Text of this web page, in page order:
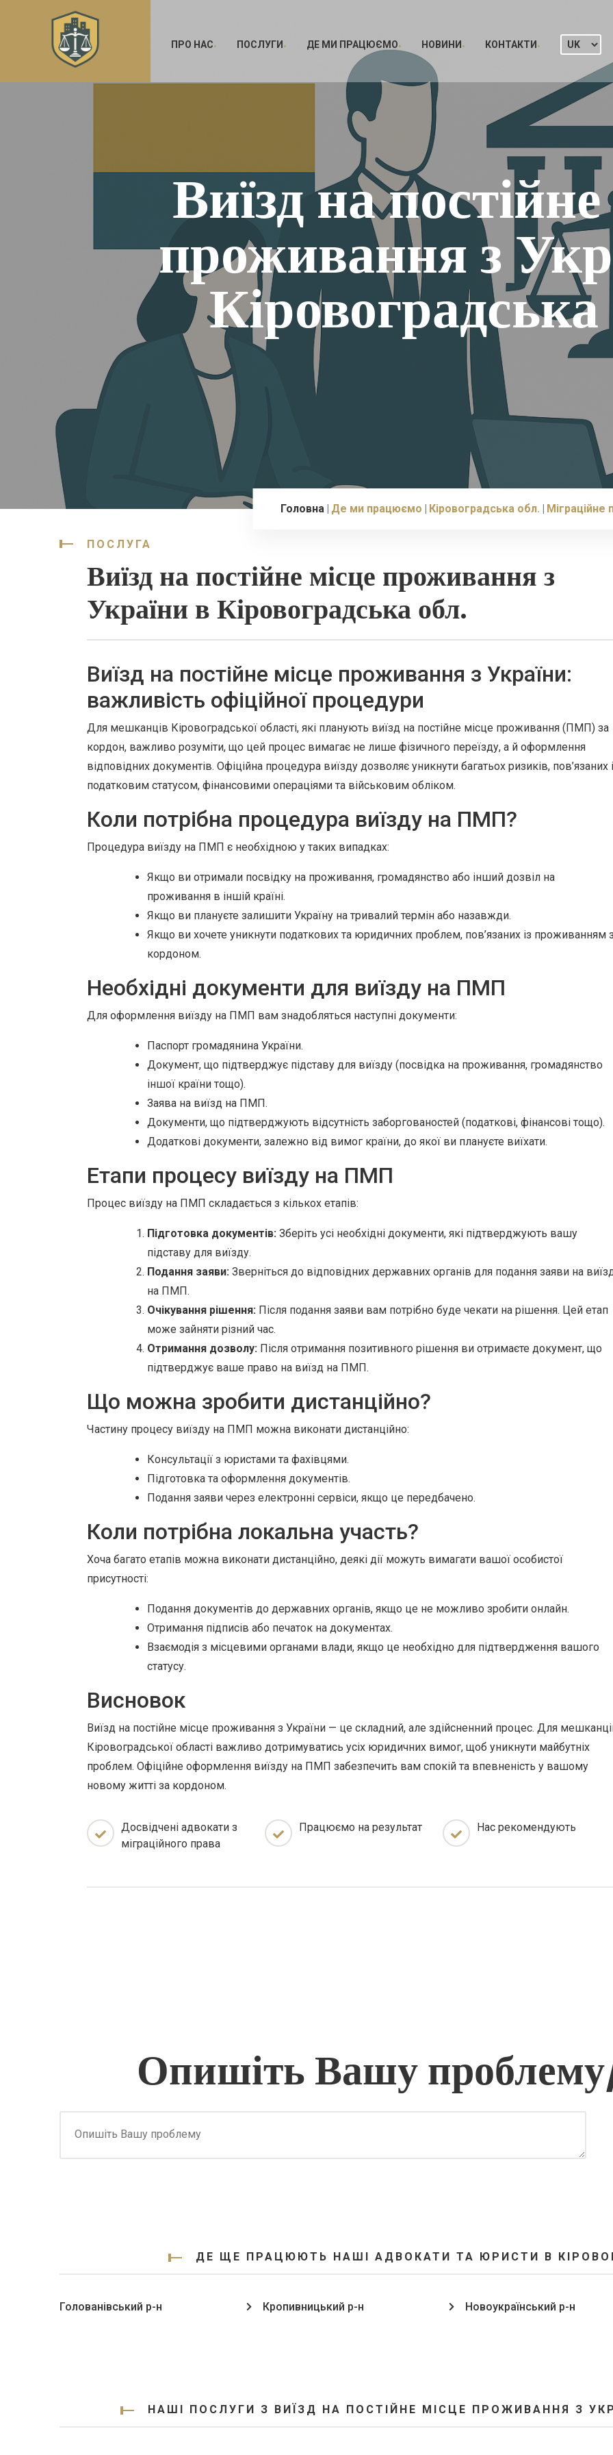
ПРО НАС ПОСЛУГИ ДЕ МИ ПРАЦЮЄМО НОВИНИ КОНТАКТИ
Виїзд на
проживання з
Головна Де ми працюємо Кіровоградська обл. Міграційне
ПОСЛУГА
Виїзд на постійне місце проживання з
України в Кіровоградська обл.
Виїзд на постійне місце проживання з України:
важливість офіційної процедури
Для мешканців Кіровоградської області, які планують виїзд на постійне місце проживання (ПМП) за
кордон, важливо розуміти, що цей процес вимагає не лише фізичного переїзду, а й оформлення
відповідних документів. Офіційна процедура виїзду дозволяє уникнути багатьох ризиків, пов’язаних
податковим статусом, фінансовими операціями та військовим обліком.
Коли потрібна процедура виїзду на ПМП?
Процедура виїзду на ПМП є необхідною у таких випадках:
Якщо ви отримали посвідку на проживання, громадянство або інший дозвіл на
проживання в іншій країні.
Якщо ви плануєте залишити Україну на тривалий термін або назавжди.
Якщо ви хочете уникнути податкових та юридичних проблем, пов’язаних із проживанням
кордоном.
Необхідні документи для виїзду на ПМП
Для оформлення виїзду на ПМП вам знадобляться наступні документи:
Паспорт громадянина України.
Документ, що підтверджує підставу для виїзду (посвідка на проживання, громадянство
іншої країни тощо).
Заява на виїзд на ПМП.
Документи, що підтверджують відсутність заборгованостей (податкові, фінансові тощо).
Додаткові документи, залежно від вимог країни, до якої ви плануєте виїхати.
Етапи процесу виїзду на ПМП
Процес виїзду на ПМП складається з кількох етапів:
Підготовка документів: Зберіть усі необхідні документи, які підтверджують вашу
підставу для виїзду.
Подання заяви: Зверніться до відповідних державних органів для подання заяви на
на ПМП.
Очікування рішення: Після подання заяви вам потрібно буде чекати на рішення. Цей етап
може зайняти різний час.
Отримання дозволу: Після отримання позитивного рішення ви отримаєте документ, що
підтверджує ваше право на виїзд на ПМП.
Що можна зробити дистанційно?
Частину процесу виїзду на ПМП можна виконати дистанційно:
Консультації з юристами та фахівцями.
Підготовка та оформлення документів.
Подання заяви через електронні сервіси, якщо це передбачено.
Коли потрібна локальна участь?
Хоча багато етапів можна виконати дистанційно, деякі дії можуть вимагати вашої особистої
присутності:
Подання документів до державних органів, якщо це не можливо зробити онлайн.
Отримання підписів або печаток на документах.
Взаємодія з місцевими органами влади, якщо це необхідно для підтвердження вашого
статусу.
Висновок
Виїзд на постійне місце проживання з України — це складний, але здійсненний процес. Для
Кіровоградської області важливо дотримуватись усіх юридичних вимог, щоб уникнути майбутніх
проблем. Офіційне оформлення виїзду на ПМП забезпечить вам спокій та впевненість у вашому
новому житті за кордоном.
Досвідчені адвокати з
міграційного права
Працюємо на результат Нас рекомендують
Опишіть Вашу
ДЕ ЩЕ ПРАЦЮЮТЬ НАШІ АДВОКАТИ ТА ЮРИСТИ В
Голованівський р-н Кропивницький р-н Новоукраїнський р-н
НАШІ ПОСЛУГИ З ВИЇЗД НА ПОСТІЙНЕ МІСЦЕ ПРОЖИВАННЯ З